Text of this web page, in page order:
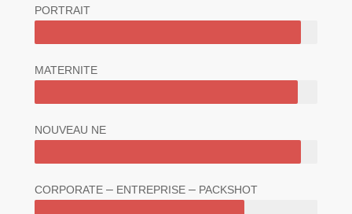
PORTRAIT
MATERNITE
NOUVEAU NE
CORPORATE– ENTREPRISE– PACKSHOT